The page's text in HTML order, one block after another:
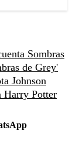
Sombras
de Grey'
Johnson
Harry Potter